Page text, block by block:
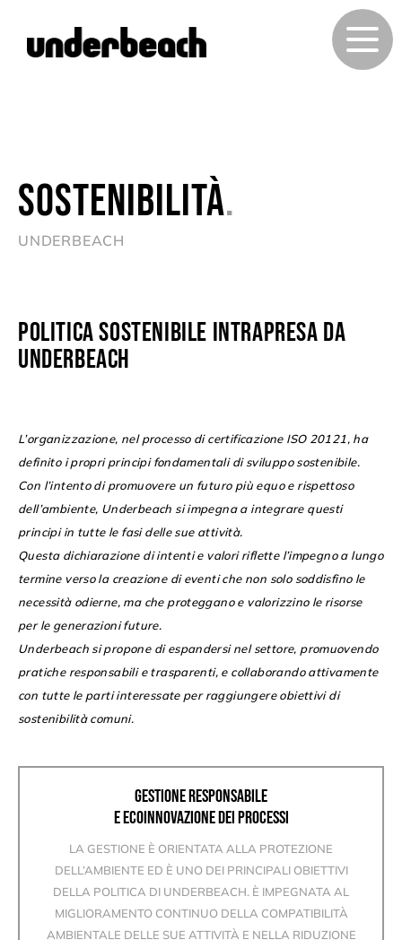
Sostenibilità.
UNDERBEACH
Politica sostenibile intrapresa da
Underbeach
L’organizzazione, nel processo di certificazione ISO 20121, ha
definito i propri principi fondamentali di sviluppo sostenibile.
Con l’intento di promuovere un futuro più equo e rispettoso
dell’ambiente, Underbeach si impegna a integrare questi
principi in tutte le fasi delle sue attività.
Questa dichiarazione di intenti e valori riflette l’impegno a lungo
termine verso la creazione di eventi che non solo soddisfino le
necessità odierne, ma che proteggano e valorizzino le risorse
per le generazioni future.
Underbeach si propone di espandersi nel settore, promuovendo
pratiche responsabili e trasparenti, e collaborando attivamente
con tutte le parti interessate per raggiungere obiettivi di
sostenibilità comuni.
GESTIONE RESPONSABILE
E ECOINNOVAZIONE DEI PROCESSI
LA GESTIONE È ORIENTATA ALLA PROTEZIONE
DELL’AMBIENTE ED È UNO DEI PRINCIPALI OBIETTIVI
DELLA POLITICA DI UNDERBEACH. È IMPEGNATA AL
MIGLIORAMENTO CONTINUO DELLA COMPATIBILITÀ
AMBIENTALE DELLE SUE ATTIVITÀ E NELLA RIDUZIONE